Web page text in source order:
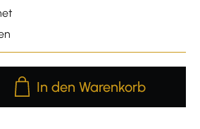
Anzahl: Gib den
In den Warenkorb